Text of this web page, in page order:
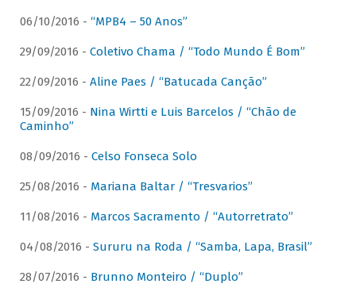
06/10/2016 - “MPB4 – 50 Anos”
29/09/2016 - Coletivo Chama / “Todo Mundo É Bom”
22/09/2016 - Aline Paes / “Batucada Canção”
15/09/2016 - Nina Wirtti e Luis Barcelos / “Chão de
Caminho”
08/09/2016 - Celso Fonseca Solo
25/08/2016 - Mariana Baltar / “Tresvarios”
11/08/2016 - Marcos Sacramento / “Autorretrato”
04/08/2016 - Sururu na Roda / “Samba, Lapa, Brasil”
28/07/2016 - Brunno Monteiro / “Duplo”